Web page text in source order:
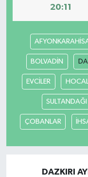
20:11
BOLVADİN
EVCİLER
SULTANDAĞI
ÇOBANLAR
DAZKIRI
MAGAZİN
Nöbetçi
ÖZEL HABER
SAĞLIK
SİYASET